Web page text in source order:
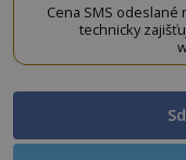
Cena SMS odeslané
technicky